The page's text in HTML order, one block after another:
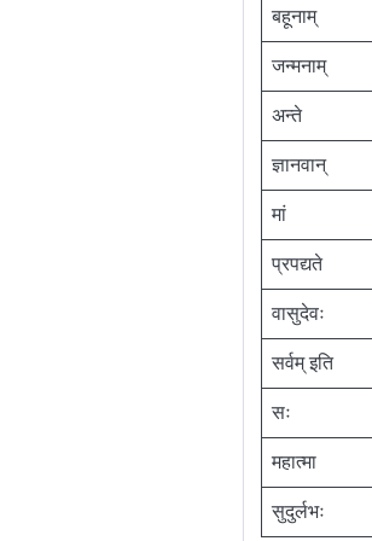
बहूनाम्
जन्मनाम्
अन्ते
ज्ञानवान्
मां
प्रपद्यते
वासुदेवः
सर्वम् इति
सः
महात्मा
सुदुर्लभः